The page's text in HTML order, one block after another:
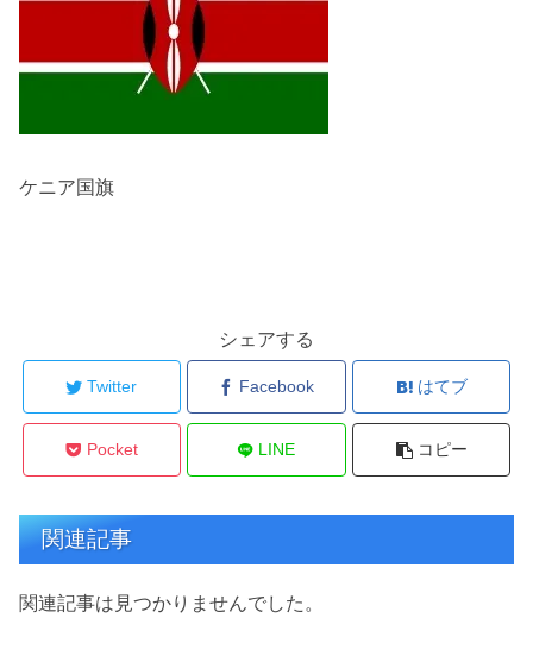
ケニア国旗
シェアする
Twitter Facebook はてブ
Pocket LINE コピー
関連記事
関連記事は見つかりませんでした。